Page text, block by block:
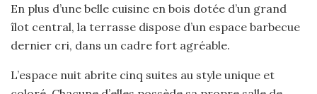
En plus d’une belle cuisine en bois dotée d’un grand
îlot central, la terrasse dispose d’un espace barbecue
dernier cri, dans un cadre fort agréable.
L’espace nuit abrite cinq suites au style unique et